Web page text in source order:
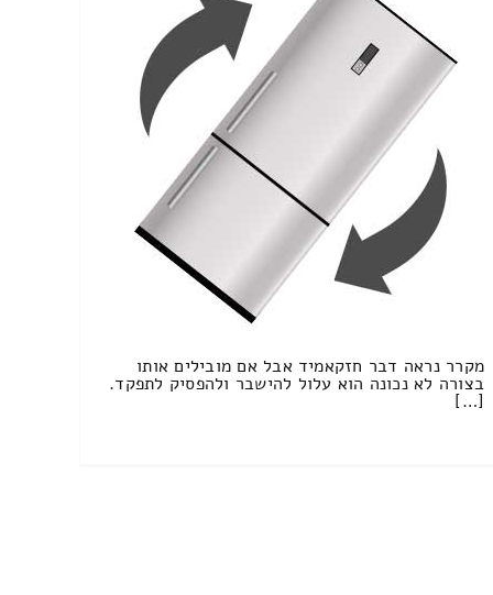
מקרר נראה דבר חזקאמיד אבל אם מובילים אותו
בצורה לא נכונה הוא עלול להישבר ולהפסיק לתפקד.
[…]